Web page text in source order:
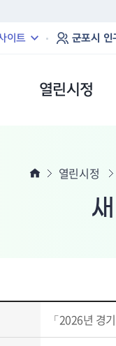
이트 군포시 인
열린시정
열린시정
「2026년 경